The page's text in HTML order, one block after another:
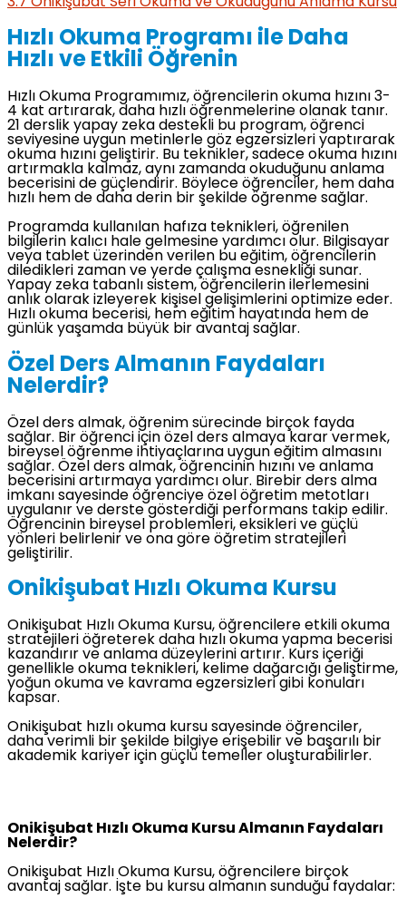
Hızlı Okuma Programı ile Daha
Hızlı ve Etkili Öğrenin
Hızlı Okuma Programımız, öğrencilerin okuma hızını 3-
4 kat artırarak, daha hızlı öğrenmelerine olanak tanır.
21 derslik yapay zeka destekli bu program, öğrenci
seviyesine uygun metinlerle göz egzersizleri yaptırarak
okuma hızını geliştirir. Bu teknikler, sadece okuma hızını
artırmakla kalmaz, aynı zamanda okuduğunu anlama
becerisini de güçlendirir. Böylece öğrenciler, hem daha
hızlı hem de daha derin bir şekilde öğrenme sağlar.
Programda kullanılan hafıza teknikleri, öğrenilen
bilgilerin kalıcı hale gelmesine yardımcı olur. Bilgisayar
veya tablet üzerinden verilen bu eğitim, öğrencilerin
diledikleri zaman ve yerde çalışma esnekliği sunar.
Yapay zeka tabanlı sistem, öğrencilerin ilerlemesini
anlık olarak izleyerek kişisel gelişimlerini optimize eder.
Hızlı okuma becerisi, hem eğitim hayatında hem de
günlük yaşamda büyük bir avantaj sağlar.
Özel Ders Almanın Faydaları
Nelerdir?
Özel ders almak, öğrenim sürecinde birçok fayda
sağlar. Bir öğrenci için özel ders almaya karar vermek,
bireysel öğrenme ihtiyaçlarına uygun eğitim almasını
sağlar. Özel ders almak, öğrencinin hızını ve anlama
becerisini artırmaya yardımcı olur. Birebir ders alma
imkanı sayesinde öğrenciye özel öğretim metotları
uygulanır ve derste gösterdiği performans takip edilir.
Öğrencinin bireysel problemleri, eksikleri ve güçlü
yönleri belirlenir ve ona göre öğretim stratejileri
geliştirilir.
Onikişubat Hızlı Okuma Kursu
Onikişubat Hızlı Okuma Kursu, öğrencilere etkili okuma
stratejileri öğreterek daha hızlı okuma yapma becerisi
kazandırır ve anlama düzeylerini artırır. Kurs içeriği
genellikle okuma teknikleri, kelime dağarcığı geliştirme,
yoğun okuma ve kavrama egzersizleri gibi konuları
kapsar.
Onikişubat hızlı okuma kursu sayesinde öğrenciler,
daha verimli bir şekilde bilgiye erişebilir ve başarılı bir
akademik kariyer için güçlü temeller oluşturabilirler.
Onikişubat Hızlı Okuma Kursu Almanın Faydaları
Nelerdir?
Onikişubat Hızlı Okuma Kursu, öğrencilere birçok
avantaj sağlar. İşte bu kursu almanın sunduğu faydalar: